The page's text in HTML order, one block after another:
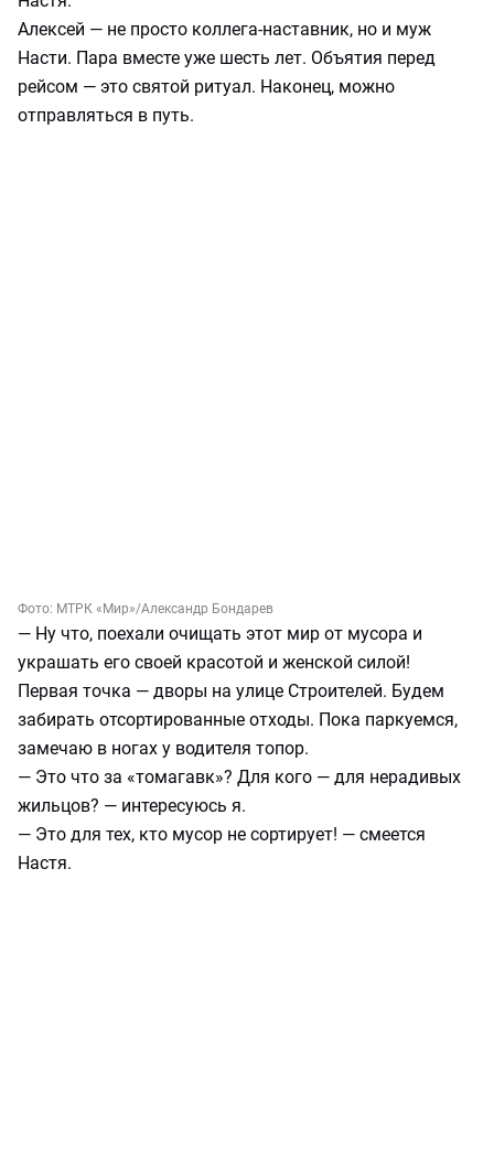
Алексей — не просто коллега-наставник, но и муж
Насти. Пара вместе уже шесть лет. Объятия перед
рейсом — это святой ритуал. Наконец, можно
отправляться в путь.
Фото: МТРК «Мир»/Александр Бондарев
— Ну что, поехали очищать этот мир от мусора и
украшать его своей красотой и женской силой!
Первая точка — дворы на улице Строителей. Будем
забирать отсортированные отходы. Пока паркуемся,
замечаю в ногах у водителя топор.
— Это что за «томагавк»? Для кого — для нерадивых
жильцов? — интересуюсь я.
— Это для тех, кто мусор не сортирует! — смеется
Настя.